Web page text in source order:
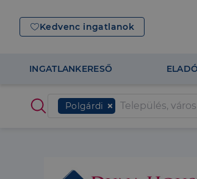
Kedvenc ingatlanok
INGATLANKERESŐ
Polgárdi